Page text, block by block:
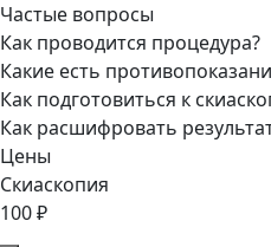
Частые вопросы
Как проводится процедура?
Какие есть
Как подготовиться к
Как расшифровать
Цены
Скиаскопия
100 ₽